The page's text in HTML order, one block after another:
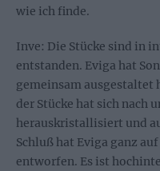
wie ich finde.
Inve: Die Stücke sind in
entstanden. Eviga hat
gemeinsam ausgestaltet
der Stücke hat sich nach
herauskristallisiert und
Schluß hat Eviga ganz
entworfen. Es ist